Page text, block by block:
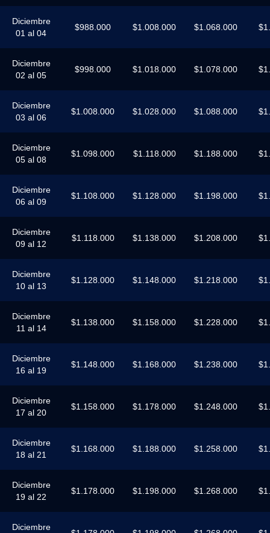
Diciembre
01 al 04
$988.000 $1.008.000 $1.068.000
Diciembre
02 al 05
$998.000 $1.018.000 $1.078.000
Diciembre
03 al 06
$1.008.000 $1.028.000 $1.088.000
Diciembre
05 al 08
$1.098.000 $1.118.000 $1.188.000
Diciembre
06 al 09
$1.108.000 $1.128.000 $1.198.000
Diciembre
09 al 12
$1.118.000 $1.138.000 $1.208.000
Diciembre
10 al 13
$1.128.000 $1.148.000 $1.218.000
Diciembre
11 al 14
$1.138.000 $1.158.000 $1.228.000
Diciembre
16 al 19
$1.148.000 $1.168.000 $1.238.000
Diciembre
17 al 20
$1.158.000 $1.178.000 $1.248.000
Diciembre
18 al 21
$1.168.000 $1.188.000 $1.258.000
Diciembre
19 al 22
$1.178.000 $1.198.000 $1.268.000
Diciembre